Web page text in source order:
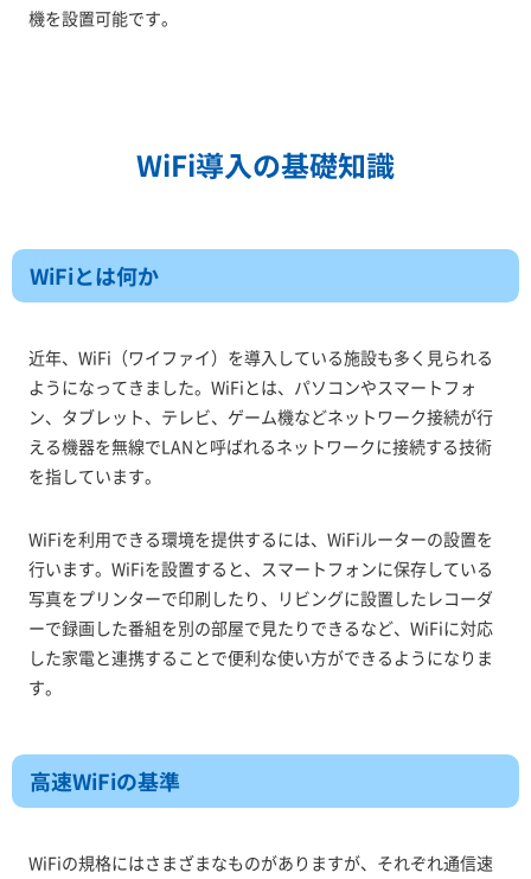
機を設置可能です。
WiFi導入の基礎知識
WiFiとは何か
近年、WiFi（ワイファイ）を導入している施設も多く見られる
ようになってきました。WiFiとは、パソコンやスマートフォ
ン、タブレット、テレビ、ゲーム機などネットワーク接続が行
える機器を無線でLANと呼ばれるネットワークに接続する技術
を指しています。
WiFiを利用できる環境を提供するには、WiFiルーターの設置を
行います。WiFiを設置すると、スマートフォンに保存している
写真をプリンターで印刷したり、リビングに設置したレコーダ
ーで録画した番組を別の部屋で見たりできるなど、WiFiに対応
した家電と連携することで便利な使い方ができるようになりま
す。
高速WiFiの基準
WiFiの規格にはさまざまなものがありますが、それぞれ通信速